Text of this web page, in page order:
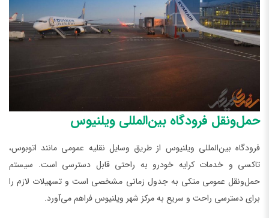
حمل‌ونقل فرودگاه بین‌المللی ویلنیوس
فرودگاه بین‌المللی ویلنیوس از طریق وسایل نقلیه عمومی مانند اتوبوس،
تاکسی و خدمات کرایه خودرو به راحتی قابل دسترسی است. سیستم
حمل‌ونقل عمومی متکی به جدول زمانی مشخصی است و تسهیلات لازم را
برای دسترسی راحت و سریع به مرکز شهر ویلنیوس فراهم می‌آورد.